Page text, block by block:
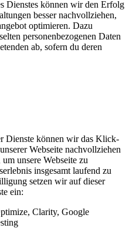
Dienstes können wir den Erfolg
besser nachvollziehen,
optimieren. Dazu
personenbezogenen Daten
ab, sofern du deren
Dienste können wir das Klick-
Webseite nachvollziehen
unsere Webseite zu
insgesamt laufend zu
setzen wir auf dieser
ein:
Clarity, Google